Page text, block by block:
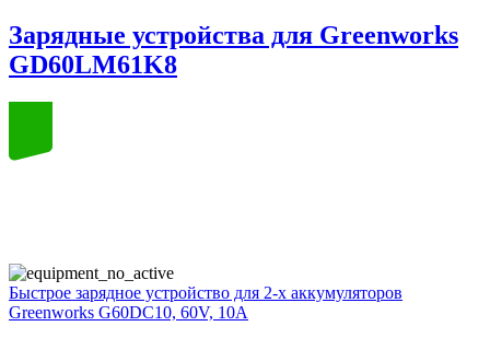
Зарядные устройства для Greenworks
GD60LM61K8
Быстрое зарядное устройство для 2-х аккумуляторов
Greenworks G60DC10, 60V, 10A